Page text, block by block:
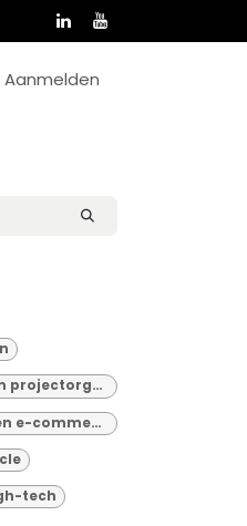
Aanmelden
Dienstverlenende- en projectorganisaties
Groothandel, retail en e-commerce
tech